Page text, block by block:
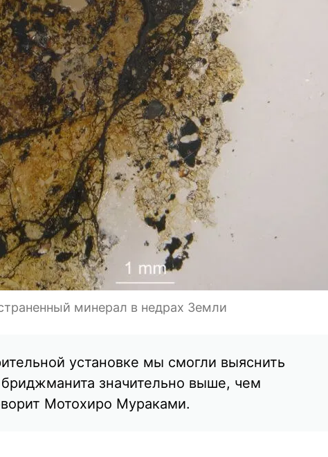
минерал в недрах Земли
установке мы смогли выяснить
значительно выше, чем
Мотохиро Мураками.